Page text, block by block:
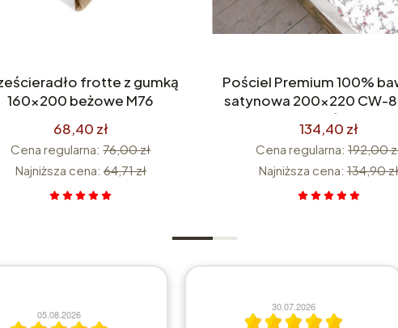
frotte z gumką
160x200 beżowe M76
68,40 zł
Cena regularna: 76,00 zł
Najniższa cena: 64,71 zł
Pościel Premium 100%
satynowa 200x220 CW-
części
134,40 zł
Cena regularna: 192,00
Najniższa cena: 134,90 zł
14.07.2026